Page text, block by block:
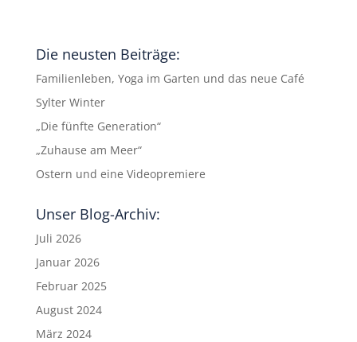
Die neusten Beiträge:
Familienleben, Yoga im Garten und das neue Café
Sylter Winter
„Die fünfte Generation“
„Zuhause am Meer“
Ostern und eine Videopremiere
Unser Blog-Archiv:
Juli 2026
Januar 2026
Februar 2025
August 2024
März 2024